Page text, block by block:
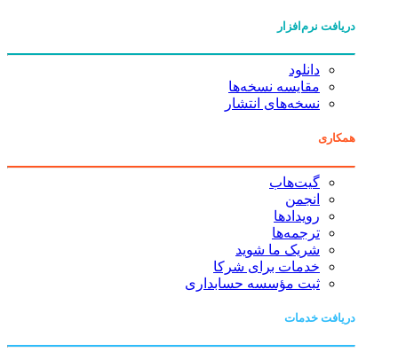
دریافت نرم‌افزار
دانلود
مقایسه نسخه‌ها
نسخه‌های انتشار
همکاری
گیت‌هاب
انجمن
رویدادها
ترجمه‌ها
شریک ما شوید
خدمات برای شرکا
ثبت مؤسسه حسابداری
دریافت خدمات